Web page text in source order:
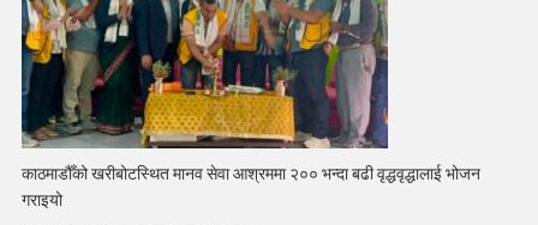
काठमाडौँको खरीबोटस्थित मानव सेवा आश्रममा २०० भन्दा बढी वृद्धवृद्धालाई भोजन
गराइयो